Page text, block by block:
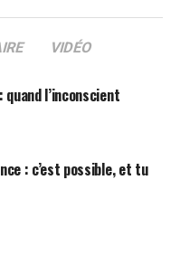
VIDÉO
quand l’inconscient
: c’est possible, et tu